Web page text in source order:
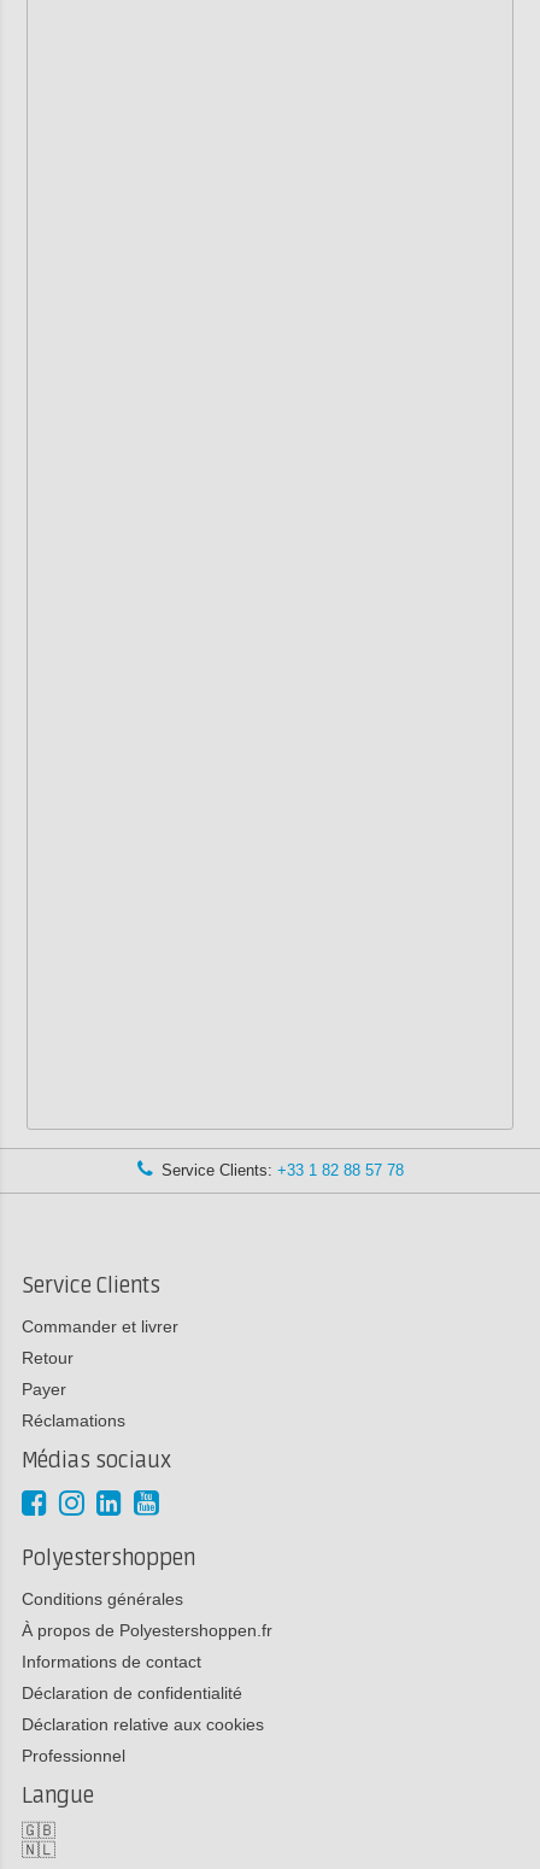
Service Clients: +33 1 82 88 57 78
Service Clients
Commander et livrer
Retour
Payer
Réclamations
Médias sociaux
Polyestershoppen
Conditions générales
À propos de Polyestershoppen.fr
Informations de contact
Déclaration de confidentialité
Déclaration relative aux cookies
Professionnel
Langue
🇬🇧
🇳🇱